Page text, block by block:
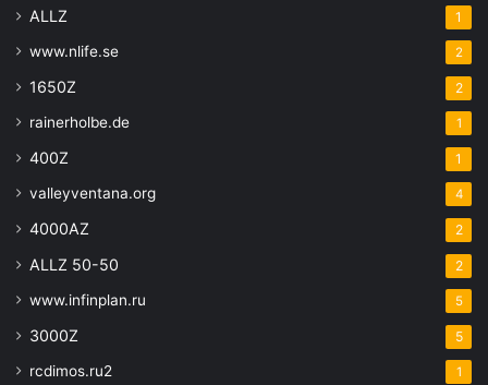
ALLZ 1
www.nlife.se 2
1650Z 2
rainerholbe.de 1
400Z 1
valleyventana.org 4
4000AZ 2
ALLZ 50-50 2
www.infinplan.ru 5
3000Z 5
rcdimos.ru2 1